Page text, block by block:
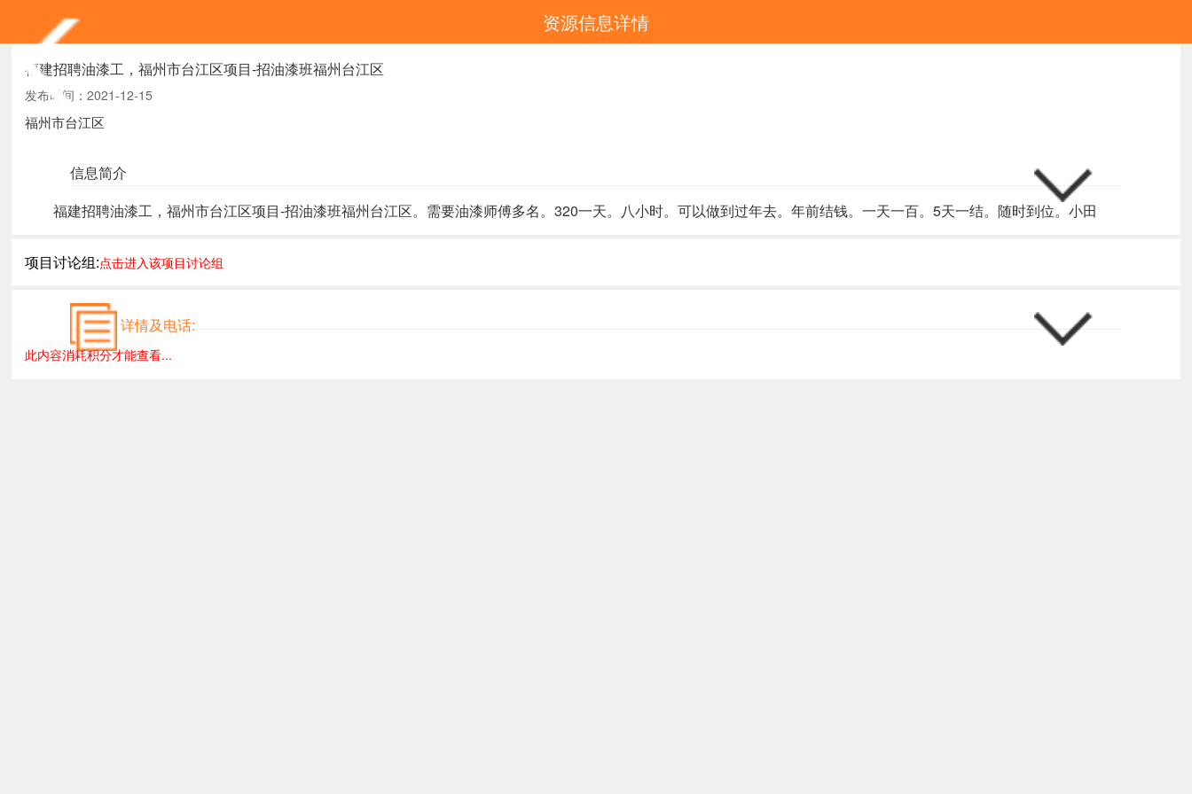
资源信息详情
福建招聘油漆工，福州市台江区项目-招油漆班福州台江区
发布时间：2021-12-15
福州市台江区
信息简介
福建招聘油漆工，福州市台江区项目-招油漆班福州台江区。需要油漆师傅多名。320一天。八小时。可以做到过年去。年前结钱。一天一百。5天一结。随时到位。小田
项目讨论组:点击进入该项目讨论组
详情及电话:
此内容消耗积分才能查看...